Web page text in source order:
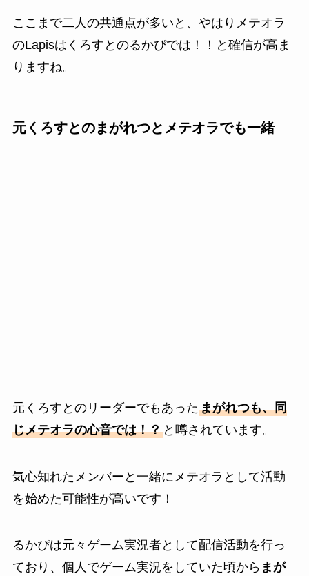
ここまで二人の共通点が多いと、やはりメテオラ
のLapisはくろすとのるかぴでは！！と確信が高ま
りますね。
元くろすとのまがれつとメテオラでも一緒
元くろすとのリーダーでもあったまがれつも、同
じメテオラの心音では！？と噂されています。
気心知れたメンバーと一緒にメテオラとして活動
を始めた可能性が高いです！
るかぴは元々ゲーム実況者として配信活動を行っ
ており、個人でゲーム実況をしていた頃から まが